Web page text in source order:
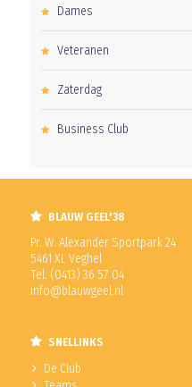
Dames
Veteranen
Zaterdag
Business Club
BLAUW GEEL'38
Pr. W. Alexander Sportpark 24
5461 XL Veghel
Tel. (0413) 36 57 04
info@blauwgeel.nl
SNELLINKS
De Club